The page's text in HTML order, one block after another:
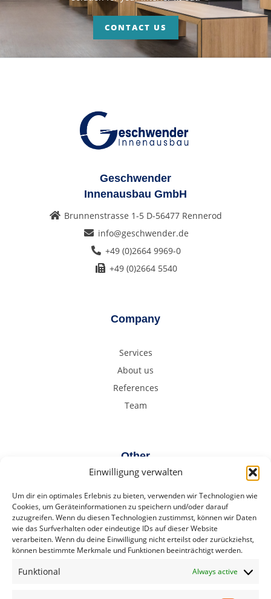
Einwilligung verwalten
Um dir ein optimales Erlebnis zu bieten, verwenden wir Technologien wie
Cookies, um Geräteinformationen zu speichern und/oder darauf
zuzugreifen. Wenn du diesen Technologien zustimmst, können wir Daten
wie das Surfverhalten oder eindeutige IDs auf dieser Website
verarbeiten. Wenn du deine Einwilligung nicht erteilst oder zurückziehst,
können bestimmte Merkmale und Funktionen beeinträchtigt werden.
Funktional Always active
CONTACT US
Geschwender
Innenausbau GmbH
Brunnenstrasse 1-5 D-56477 Rennerod
info@geschwender.de
+49 (0)2664 9969-0
+49 (0)2664 5540
Company
Services
About us
References
Team
Other
Contact